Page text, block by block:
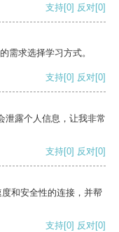
支持[0] 反对[0]
需求选择学习方式。
支持[0] 反对[0]
泄露个人信息，让我非常
支持[0] 反对[0]
和安全性的连接，并帮
支持[0] 反对[0]